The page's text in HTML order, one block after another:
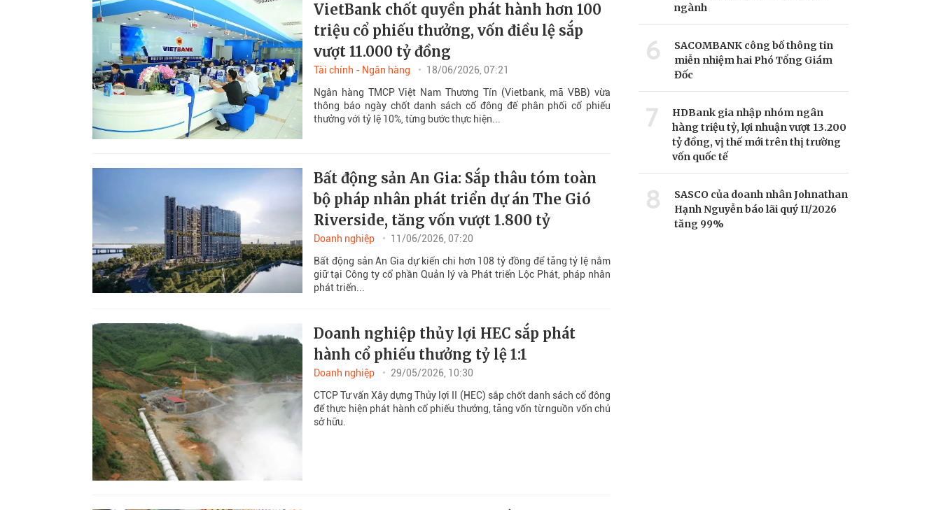
VietBank chốt quyền phát hành hơn 100
triệu cổ phiếu thưởng, vốn điều lệ sắp
vượt 11.000 tỷ đồng
Tài chính - Ngân hàng
18/06/2026, 07:21
Ngân hàng TMCP Việt Nam Thương Tín (Vietbank, mã VBB) vừa
thông báo ngày chốt danh sách cổ đông để phân phối cổ phiếu
thưởng với tỷ lệ 10%, từng bước thực hiện...
Bất động sản An Gia: Sắp thâu tóm toàn
bộ pháp nhân phát triển dự án The Gió
Riverside, tăng vốn vượt 1.800 tỷ
Doanh nghiệp
11/06/2026, 07:20
Bất động sản An Gia dự kiến chi hơn 108 tỷ đồng để tăng tỷ lệ nắm
giữ tại Công ty cổ phần Quản lý và Phát triển Lộc Phát, pháp nhân
phát triển...
Doanh nghiệp thủy lợi HEC sắp phát
hành cổ phiếu thưởng tỷ lệ 1:1
Doanh nghiệp
29/05/2026, 10:30
CTCP Tư vấn Xây dựng Thủy lợi II (HEC) sắp chốt danh sách cổ đông
để thực hiện phát hành cổ phiếu thưởng, tăng vốn từ nguồn vốn chủ
sở hữu.
ngành
6
SACOMBANK công bố thông tin
miễn nhiệm hai Phó Tổng Giám
Đốc
7
HDBank gia nhập nhóm ngân
hàng triệu tỷ, lợi nhuận vượt 13.200
tỷ đồng, vị thế mới trên thị trường
vốn quốc tế
8
SASCO của doanh nhân Johnathan
Hạnh Nguyễn báo lãi quý II/2026
tăng 99%